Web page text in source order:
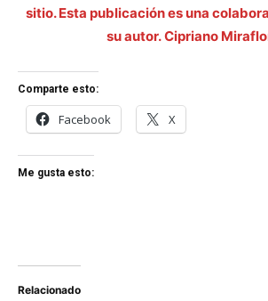
sitio. Esta publicación es una
su autor. Cipriano
Comparte esto:
Facebook X
Me gusta esto:
Relacionado